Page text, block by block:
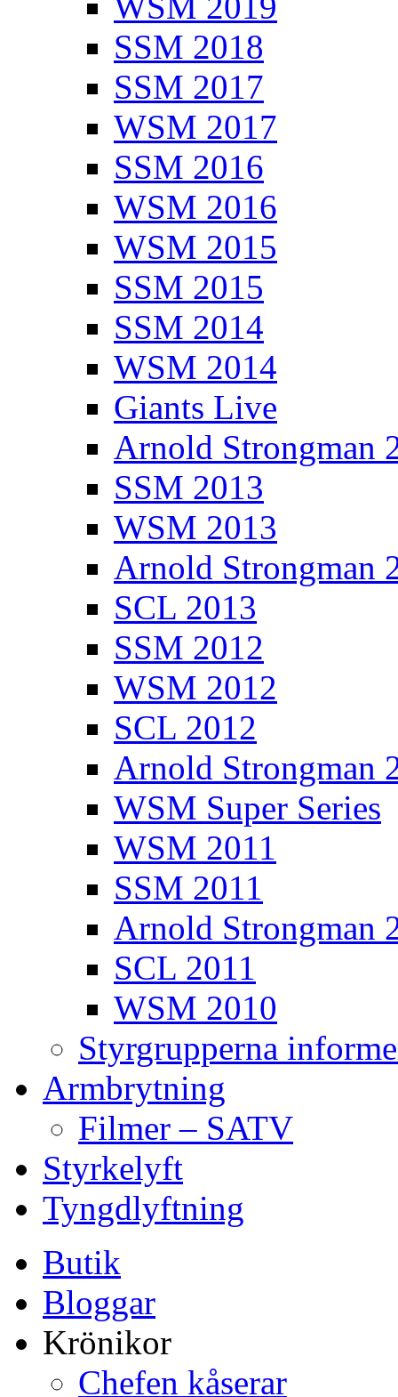
SSM 2018
SSM 2017
WSM 2017
SSM 2016
WSM 2016
WSM 2015
SSM 2015
SSM 2014
WSM 2014
Giants Live
Arnold Strongman
SSM 2013
WSM 2013
Arnold Strongman
SCL 2013
SSM 2012
WSM 2012
SCL 2012
Arnold Strongman
WSM Super Series
WSM 2011
SSM 2011
Arnold Strongman
SCL 2011
WSM 2010
Styrgrupperna
Armbrytning
Filmer – SATV
Styrkelyft
Tyngdlyftning
Butik
Bloggar
Krönikor
Chefen kåserar